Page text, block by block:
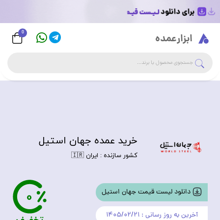
ابزارعمده 0
جستجوی فروشگاه
خرید عمده جهان استیل
کشور سازنده : ایران 🇮🇷
دانلود لیست قیمت جهان استیل
آخرین به روز رسانی : ۱۴۰۵/۰۲/۲۱
0